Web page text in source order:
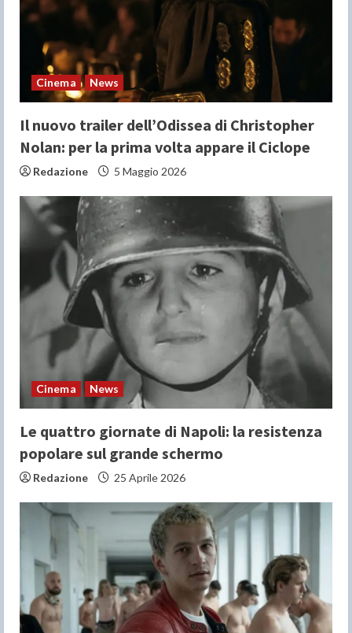
d
n
g
Cinema News
Il nuovo trailer dell’Odissea di Christopher
Nolan: per la prima volta appare il Ciclope
Redazione 5 Maggio 2026
Cinema News
Le quattro giornate di Napoli: la resistenza
popolare sul grande schermo
Redazione 25 Aprile 2026